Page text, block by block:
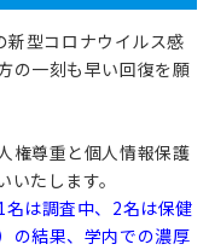
型コロナウイルス感
の一刻も早い回復を願
権尊重と個人情報保護
たします。
は調査中、2名は保健
の結果、学内での濃厚